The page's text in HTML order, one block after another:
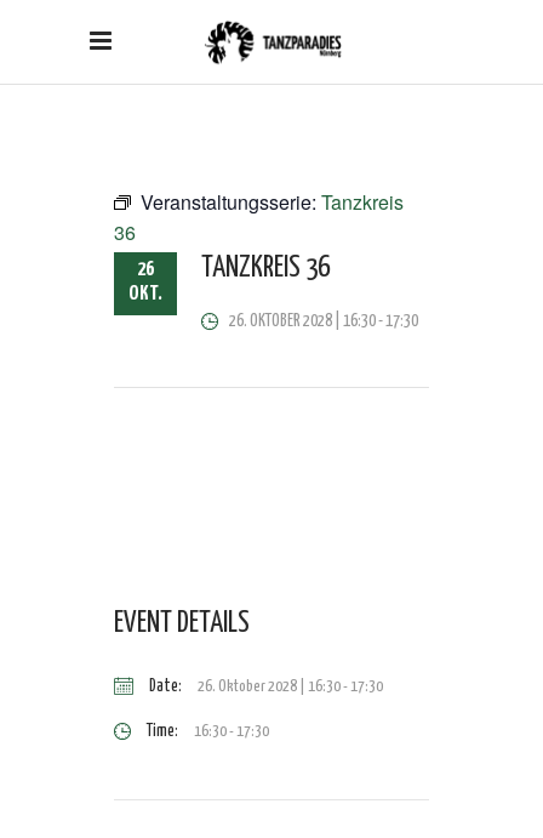
Veranstaltungsserie: Tanzkreis
36
26
OKT.
TANZKREIS 36
26. OKTOBER 2028 | 16:30-17:30
EVENT DETAILS
Date: 26. Oktober 2028 | 16:30-17:30
Time: 16:30 - 17:30